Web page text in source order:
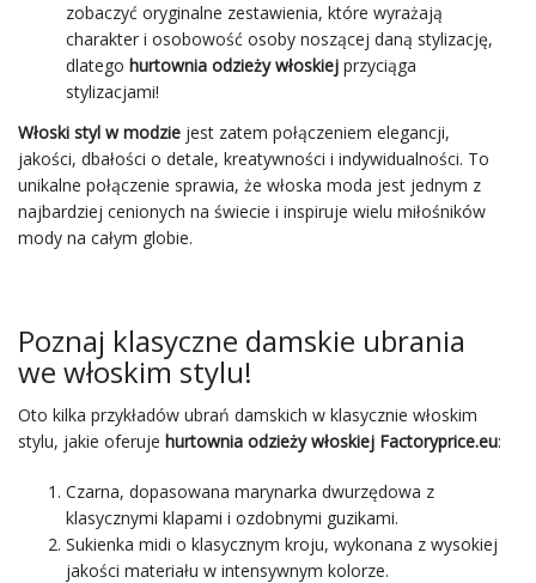
zobaczyć oryginalne zestawienia, które wyrażają
charakter i osobowość osoby noszącej daną stylizację,
dlatego hurtownia odzieży włoskiej przyciąga
stylizacjami!
Włoski styl w modzie jest zatem połączeniem elegancji,
jakości, dbałości o detale, kreatywności i indywidualności. To
unikalne połączenie sprawia, że włoska moda jest jednym z
najbardziej cenionych na świecie i inspiruje wielu miłośników
mody na całym globie.
Poznaj klasyczne damskie ubrania
we włoskim stylu!
Oto kilka przykładów ubrań damskich w klasycznie włoskim
stylu, jakie oferuje hurtownia odzieży włoskiej Factoryprice.eu:
Czarna, dopasowana marynarka dwurzędowa z
klasycznymi klapami i ozdobnymi guzikami.
Sukienka midi o klasycznym kroju, wykonana z wysokiej
jakości materiału w intensywnym kolorze.